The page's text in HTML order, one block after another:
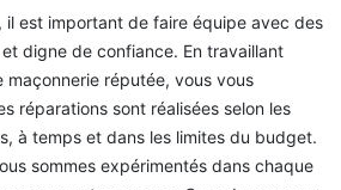
il est important de faire équipe avec des
digne de confiance. En travaillant
réputée, vous vous
réparations sont réalisées selon les
à temps et dans les limites du budget.
sommes expérimentés dans chaque